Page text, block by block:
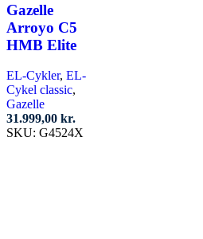
Gazelle
Arroyo C5
HMB Elite
EL-Cykler, EL-
Cykel classic,
Gazelle
31.999,00 kr.
SKU: G4524X